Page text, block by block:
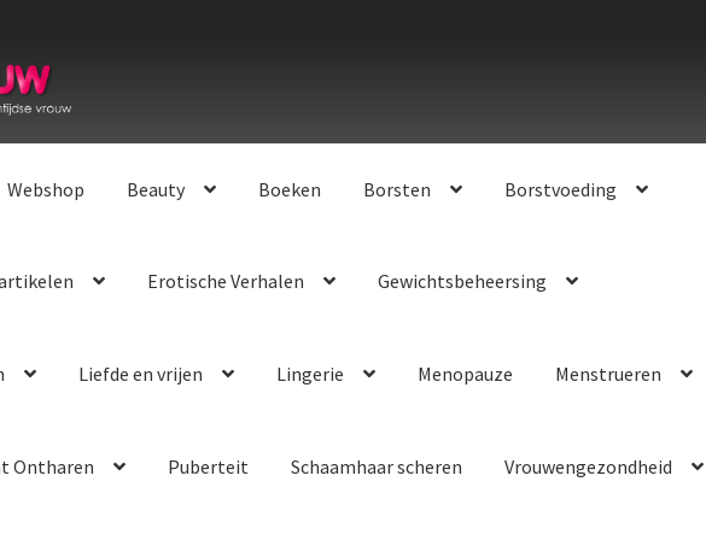
Webshop Beauty Boeken Borsten Borstvoeding
Erotische Verhalen Gewichtsbeheersing
Liefde en vrijen Lingerie Menopauze Menstrueren
Ontharen Puberteit Schaamhaar scheren Vrouwengezondheid